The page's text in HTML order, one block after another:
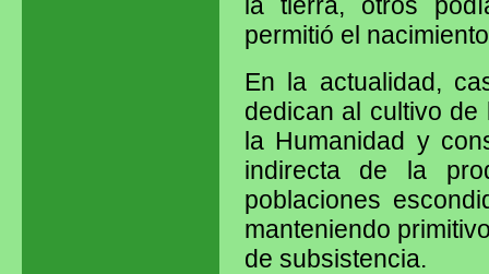
permitió el
En la actualidad,
dedican al cultivo
la Humanidad y
indirecta de la
poblaciones
manteniendo
de subsistencia.